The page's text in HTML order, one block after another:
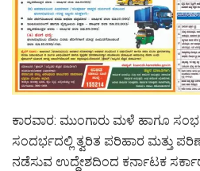
ಕಾರವಾರ: ಮುಂಗಾರು ಮಳೆ ಹಾಗೂ
ಸಂದರ್ಭದಲ್ಲಿ ತ್ವರಿತ ಪರಿಹಾರ ಮತ್ತು
ನಡೆಸುವ ಉದ್ದೇಶದಿಂದ ಕರ್ನಾಟಕ